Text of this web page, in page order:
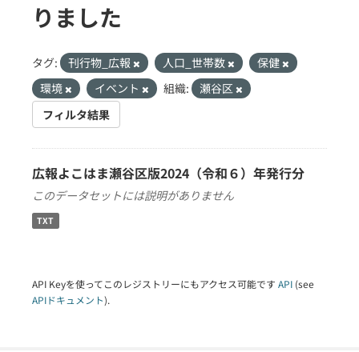
りました
タグ: 刊行物_広報 人口_世帯数
保健
環境
イベント 組織:
瀬谷区
フィルタ結果
広報よこはま瀬谷区版2024（令和６）年発行分
このデータセットには説明がありません
TXT
API Keyを使ってこのレジストリーにもアクセス可能です API (see
APIドキュメント).